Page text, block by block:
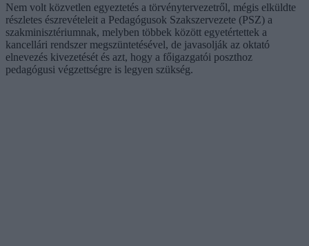
Nem volt közvetlen egyeztetés a törvénytervezetről, mégis elküldte
részletes észrevételeit a Pedagógusok Szakszervezete (PSZ) a
szakminisztériumnak, melyben többek között egyetértettek a
kancellári rendszer megszüntetésével, de javasolják az oktató
elnevezés kivezetését és azt, hogy a főigazgatói poszthoz
pedagógusi végzettségre is legyen szükség.